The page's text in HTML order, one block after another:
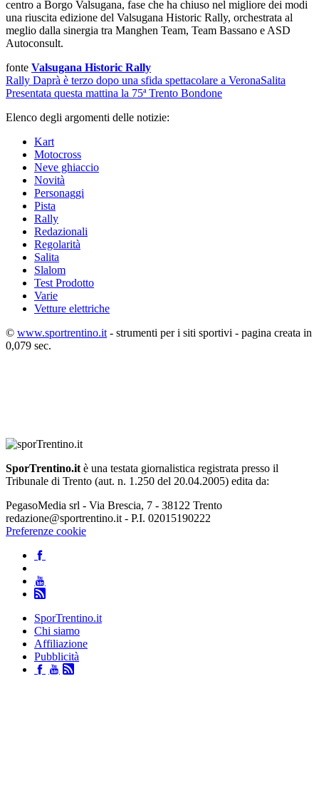
centro a Borgo Valsugana, fase che ha chiuso nel migliore dei modi
una riuscita edizione del Valsugana Historic Rally, orchestrata al
meglio dalla sinergia tra Manghen Team, Team Bassano e ASD
Autoconsult.
fonte Valsugana Historic Rally
Rally Daprà è terzo dopo una sfida spettacolare a VeronaSalita
Presentata questa mattina la 75ª Trento Bondone
Elenco degli argomenti delle notizie:
Kart
Motocross
Neve ghiaccio
Novità
Personaggi
Pista
Rally
Redazionali
Regolarità
Salita
Slalom
Test Prodotto
Varie
Vetture elettriche
© www.sportrentino.it - strumenti per i siti sportivi - pagina creata in
0,079 sec.
SporTrentino.it è una testata giornalistica registrata presso il
Tribunale di Trento (aut. n. 1.250 del 20.04.2005) edita da:
PegasoMedia srl - Via Brescia, 7 - 38122 Trento
redazione@sportrentino.it - P.I. 02015190222
Preferenze cookie
SporTrentino.it
Chi siamo
Affiliazione
Pubblicità